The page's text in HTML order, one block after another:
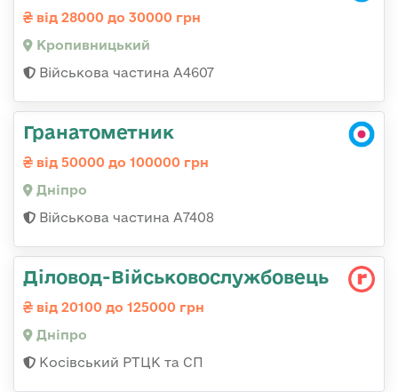
від 28000 до 30000 грн
Кропивницький
Військова частина А4607
Гранатометник
від 50000 до 100000 грн
Дніпро
Військова частина А7408
Діловод-Військовослужбовець
від 20100 до 125000 грн
Дніпро
Косівський РТЦК та СП